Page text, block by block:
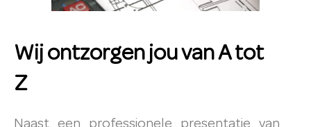
Wij ontzorgen jou van A tot
Z
Naast een professionele presentatie van